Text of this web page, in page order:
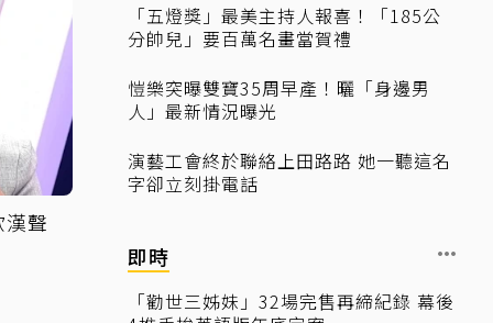
聲
「五燈獎」最美主持人報喜！「185公
分帥兒」要百萬名畫當賀禮
愷樂突曝雙寶35周早產！曬「身邊男
人」最新情況曝光
演藝工會終於聯絡上田路路 她一聽這名
字卻立刻掛電話
即時
「勸世三姊妹」32場完售再締紀錄 幕後